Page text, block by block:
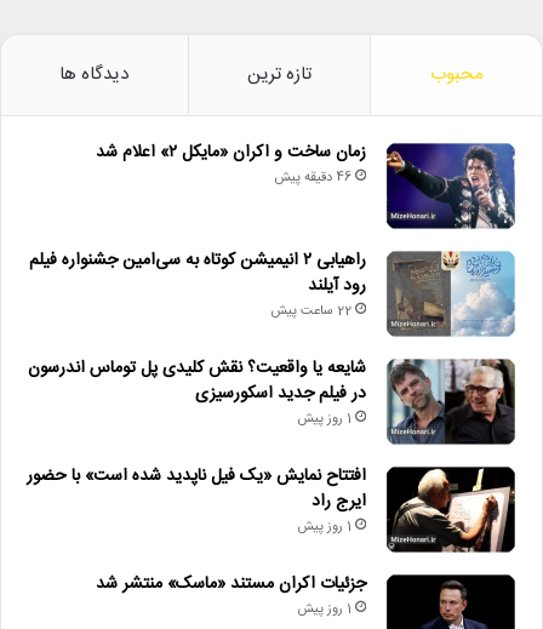
محبوب تازه ترین دیدگاه ها
زمان ساخت و اکران «مایکل ۲» اعلام شد
46 دقیقه پیش
راهیابی ۲ انیمیشن کوتاه به سی‌امین جشنواره فیلم
رود آیلند
22 ساعت پیش
شایعه یا واقعیت؟ نقش کلیدی پل توماس اندرسون
در فیلم جدید اسکورسیزی
1 روز پیش
افتتاح نمایش «یک فیل ناپدید شده است» با حضور
ایرج راد
1 روز پیش
جزئیات اکران مستند «ماسک» منتشر شد
1 روز پیش